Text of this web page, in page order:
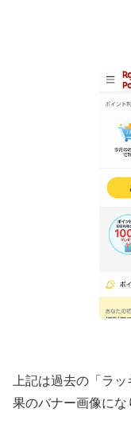
上記は過去の「ラ
果のバナー画像にな